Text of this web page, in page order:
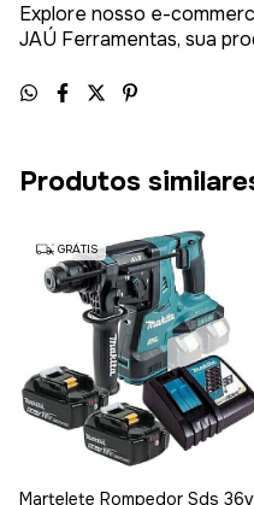
Explore nosso e-
JAÚ Ferramentas, sua
Produtos
GRÁTIS
Martelete Rompedor Sds 36v